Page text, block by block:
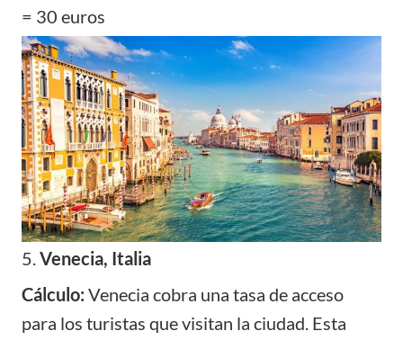
= 30 euros
5.Venecia, Italia
Cálculo: Venecia cobra una tasa de acceso
para los turistas que visitan la ciudad. Esta